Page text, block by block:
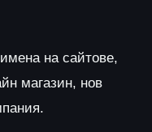
на сайтове,
магазин, нов